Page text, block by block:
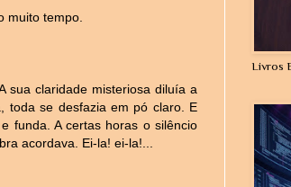
muito tempo.
sua claridade misteriosa diluía a
toda se desfazia em pó claro. E
funda. A certas horas o silêncio
acordava. Ei-la! ei-la!...
Livros